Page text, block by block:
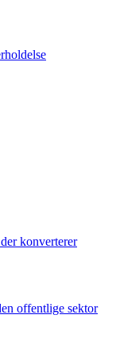
konverterer
offentlige sektor